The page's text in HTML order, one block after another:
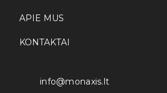
APIE MUS
KONTAKTAI
info@monaxis.lt